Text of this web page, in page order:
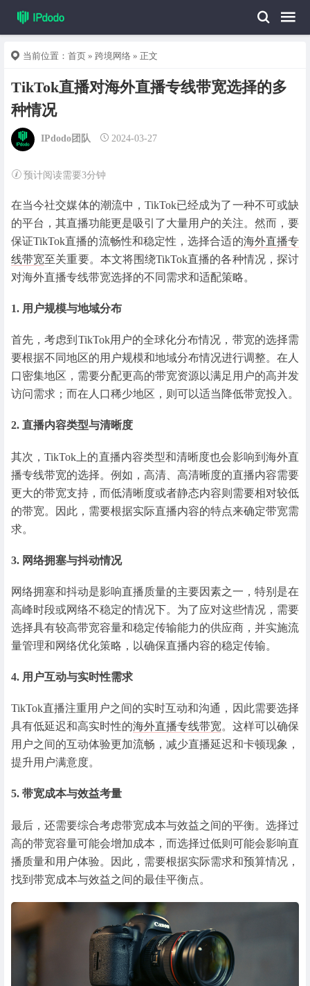
当前位置： 首页 » 跨境网络 » 正文
TikTok直播对海外直播专线带宽选择的多
种情况
IPdodo团队 2024-03-27
预计阅读需要3分钟
在当今社交媒体的潮流中，TikTok已经成为了一种不可或缺
的平台，其直播功能更是吸引了大量用户的关注。然而，要
保证TikTok直播的流畅性和稳定性，选择合适的海外直播专
线带宽至关重要。本文将围绕TikTok直播的各种情况，探讨
对海外直播专线带宽选择的不同需求和适配策略。
1. 用户规模与地域分布
首先，考虑到TikTok用户的全球化分布情况，带宽的选择需
要根据不同地区的用户规模和地域分布情况进行调整。在人
口密集地区，需要分配更高的带宽资源以满足用户的高并发
访问需求；而在人口稀少地区，则可以适当降低带宽投入。
2. 直播内容类型与清晰度
其次，TikTok上的直播内容类型和清晰度也会影响到海外直
播专线带宽的选择。例如，高清、高清晰度的直播内容需要
更大的带宽支持，而低清晰度或者静态内容则需要相对较低
的带宽。因此，需要根据实际直播内容的特点来确定带宽需
求。
3. 网络拥塞与抖动情况
网络拥塞和抖动是影响直播质量的主要因素之一，特别是在
高峰时段或网络不稳定的情况下。为了应对这些情况，需要
选择具有较高带宽容量和稳定传输能力的供应商，并实施流
量管理和网络优化策略，以确保直播内容的稳定传输。
4. 用户互动与实时性需求
TikTok直播注重用户之间的实时互动和沟通，因此需要选择
具有低延迟和高实时性的海外直播专线带宽。这样可以确保
用户之间的互动体验更加流畅，减少直播延迟和卡顿现象，
提升用户满意度。
5. 带宽成本与效益考量
最后，还需要综合考虑带宽成本与效益之间的平衡。选择过
高的带宽容量可能会增加成本，而选择过低则可能会影响直
播质量和用户体验。因此，需要根据实际需求和预算情况，
找到带宽成本与效益之间的最佳平衡点。